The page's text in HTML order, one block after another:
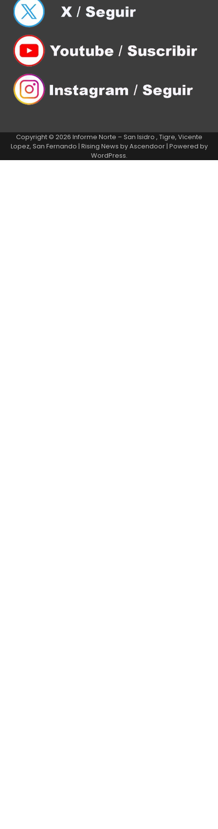
Copyright © 2026 Informe Norte – San Isidro , Tigre, Vicente
Lopez, San Fernando | Rising News byAscendoor| Powered by
WordPress.